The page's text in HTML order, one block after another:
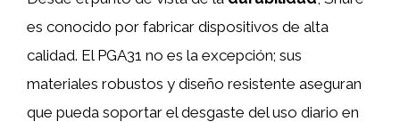
es conocido por fabricar dispositivos de alta
calidad. El PGA31 no es la excepción; sus
materiales robustos y diseño resistente aseguran
que pueda soportar el desgaste del uso diario en